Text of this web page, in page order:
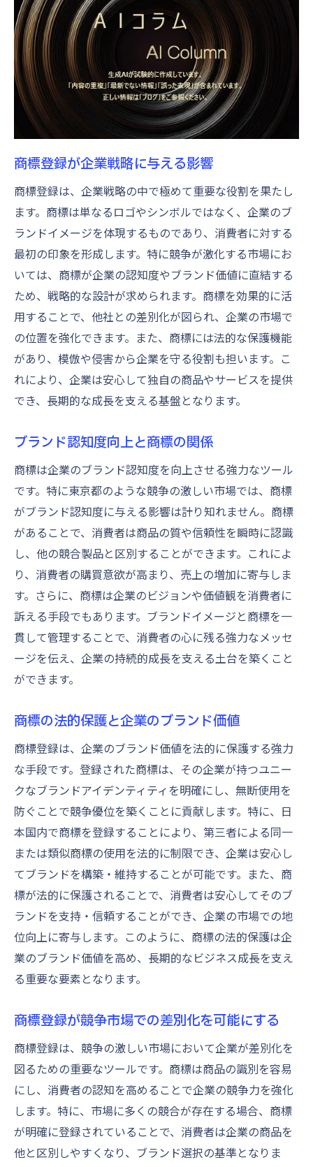
競争優位を維持するための商標活用法
ライバル企業との差別化を実現する商標の
力
商標独占が企業の競争力強化に貢献
市場での信頼を築く商標の役割
商標が市場地位を確立するカギとは
商標登録が消費者認識に与える影響
信頼を築くための商標の必要性
長期的な顧客関係を支える商標の力
商標が消費者の購買決定に与える影響
一貫したブランドイメージを確保する商標
商標が消費者満足度を向上させる方法
商標が企業成長を支えるメカニズムとは
商標が新市場参入を容易にする理由
商標から生まれる成長機会とは
持続可能なビジネス成長を支える商標の役
割
商標が企業の収益性向上に貢献
商標が企業の未来を拓く理由
法律で守られる商標の効果的な活用法
商標の法的保護とリスク管理戦略
法的優位性を活かした商標戦略
商標権を活用した市場防衛の方法
商標の法律知識とビジネスの成功
法的プロテクションを活かす商標の運用方
法
商標が法的紛争を防ぐ鍵
商標が模倣品を抑止するメカニズム
模倣からブランドを守る商標の力
市場での独自性を維持する商標活用法
商標がブランドの信頼性を保つ理由
商標でブランドイメージを守る方法
商標がライセンスビジネスを変える可能性
ライセンス収益を最大化する商標戦略
商標が新たな収益源を開拓する方法
ライセンス契約の成功を支える商標の役割
商標によるビジネスの多様化と進化
商標権を活用したビジネスモデルの革新
商標登録で長期的成功を手にする方法
商標戦略の長期的な視点と成功
持続可能なブランド発展のための商標活用
商標登録が企業の未来を保障する理由
長期的な競争力を確立する商標の利用法
商標を活かした持続的成長戦略の構築
商標登録が企業戦略に与える影響
商標登録は、企業戦略の中で極めて重要な役割を果たし
ます。商標は単なるロゴやシンボルではなく、企業のブ
ランドイメージを体現するものであり、消費者に対する
最初の印象を形成します。特に競争が激化する市場にお
いては、商標が企業の認知度やブランド価値に直結する
ため、戦略的な設計が求められます。商標を効果的に活
用することで、他社との差別化が図られ、企業の市場で
の位置を強化できます。また、商標には法的な保護機能
があり、模倣や侵害から企業を守る役割も担います。こ
れにより、企業は安心して独自の商品やサービスを提供
でき、長期的な成長を支える基盤となります。
ブランド認知度向上と商標の関係
商標は企業のブランド認知度を向上させる強力なツール
です。特に東京都のような競争の激しい市場では、商標
がブランド認知度に与える影響は計り知れません。商標
があることで、消費者は商品の質や信頼性を瞬時に認識
し、他の競合製品と区別することができます。これによ
り、消費者の購買意欲が高まり、売上の増加に寄与しま
す。さらに、商標は企業のビジョンや価値観を消費者に
訴える手段でもあります。ブランドイメージと商標を一
貫して管理することで、消費者の心に残る強力なメッセ
ージを伝え、企業の持続的成長を支える土台を築くこと
ができます。
商標の法的保護と企業のブランド価値
商標登録は、企業のブランド価値を法的に保護する強力
な手段です。登録された商標は、その企業が持つユニー
クなブランドアイデンティティを明確にし、無断使用を
防ぐことで競争優位を築くことに貢献します。特に、日
本国内で商標を登録することにより、第三者による同一
または類似商標の使用を法的に制限でき、企業は安心し
てブランドを構築・維持することが可能です。また、商
標が法的に保護されることで、消費者は安心してそのブ
ランドを支持・信頼することができ、企業の市場での地
位向上に寄与します。このように、商標の法的保護は企
業のブランド価値を高め、長期的なビジネス成長を支え
る重要な要素となります。
商標登録が競争市場での差別化を可能にする
商標登録は、競争の激しい市場において企業が差別化を
図るための重要なツールです。商標は商品の識別を容易
にし、消費者の認知を高めることで企業の競争力を強化
します。特に、市場に多くの競合が存在する場合、商標
が明確に登録されていることで、消費者は企業の商品を
他と区別しやすくなり、ブランド選択の基準となりま